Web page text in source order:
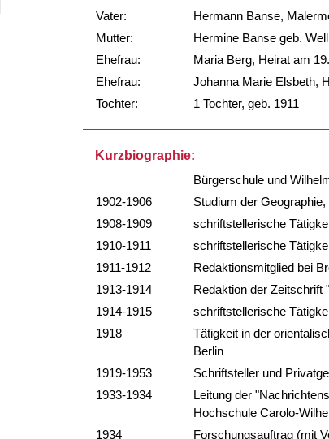
Vater:
Hermann Banse,
Mutter:
Hermine Banse geb.
Ehefrau:
Maria Berg, Heirat am
Ehefrau:
Johanna Marie Elsbeth,
Tochter:
1 Tochter, geb. 1911
Kurzbiographie:
Bürgerschule und
1902-1906
Studium der
1908-1909
schriftstellerische
1910-1911
schriftstellerische
1911-1912
Redaktionsmitglied bei
1913-1914
Redaktion der Zeitschrift
1914-1915
schriftstellerische
1918
Tätigkeit in der
Berlin
1919-1953
Schriftsteller und
1933-1934
Leitung der
Hochschule Carolo-
1934
Forschungsauftrag (mit